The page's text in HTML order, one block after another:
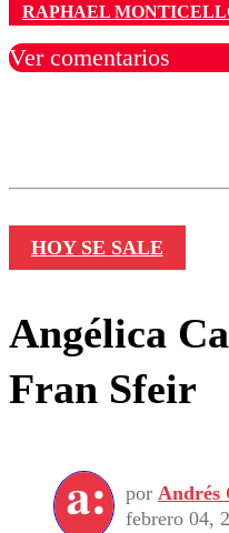
RAPHAEL
Ver comentarios
HOY SE SALE
Angélica
Fran Sfeir
por Andrés
febrero 04,